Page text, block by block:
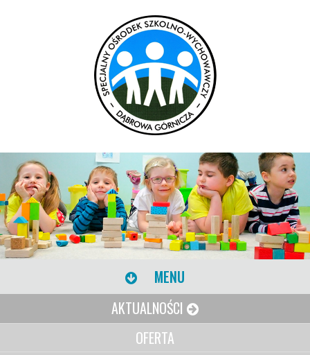
MENU
AKTUALNOŚCI
OFERTA